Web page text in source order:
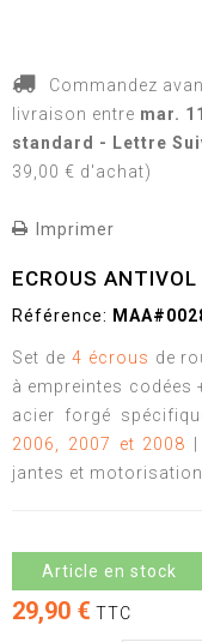
Commandez
livraison entre mar.
standard - Lettre
39,00 € d'achat)
Imprimer
ECROUS
Référence:
Set de 4 écrous de
à empreintes codées
acier forgé
2006, 2007 et 2008
jantes et
Article en stock
29,90 € TTC